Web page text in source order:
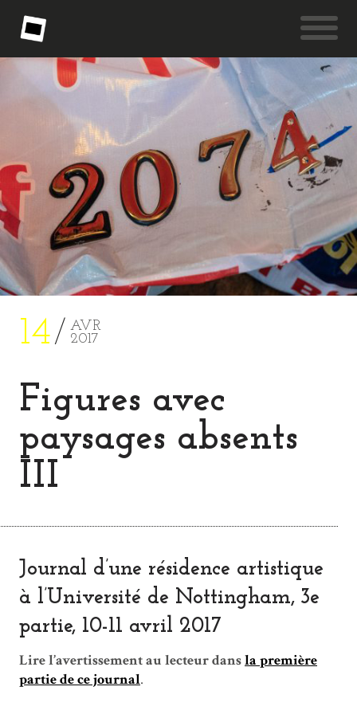
14
AVR
2017
Figures avec
paysages absents
III
Journal d’une résidence artistique
à l’Université de Nottingham, 3e
partie, 10-11 avril 2017
Lire l’avertissement au lecteur dansla première
partie de ce journal.